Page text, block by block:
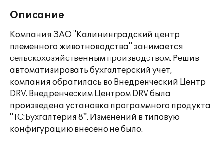
Описание
Компания ЗАО "Калининградский центр
племенного животноводства" занимается
сельскохозяйственным производством. Решив
автоматизировать бухгалтерский учет,
компания обратилась во Внедренческий Центр
DRV. Внедренческим Центром DRV была
произведена установка программного продукта
"1С:Бухгалтерия 8". Изменений в типовую
конфигурацию внесено не было.